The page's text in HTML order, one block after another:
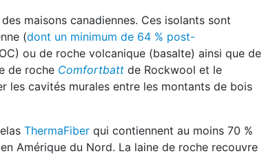
maisons canadiennes. Ces isolants sont
(dont un minimum de 64 % post-
ou de roche volcanique (basalte) ainsi que de
de roche Comfortbatt de Rockwool et le
les cavités murales entre les montants de bois
ThermaFiber qui contiennent au moins 70 %
Amérique du Nord. La laine de roche recouvre